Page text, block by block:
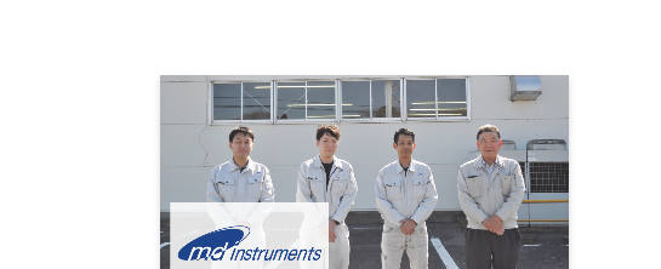
ソリューション
中堅企業向けクラウドERP 中小企業向けクラ